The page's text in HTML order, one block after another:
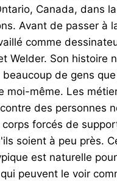
Canada, dans
Avant de passer à
comme
Welder. Son histoire
de gens
moi-même. Les
des personnes
forcés de
soient à peu près.
est naturelle
peuvent le voir